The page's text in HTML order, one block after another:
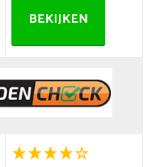
BEKIJKEN